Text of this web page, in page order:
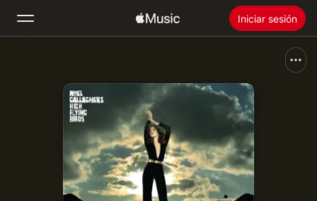
Iniciar sesión
Novedades
Instalar Apple Music